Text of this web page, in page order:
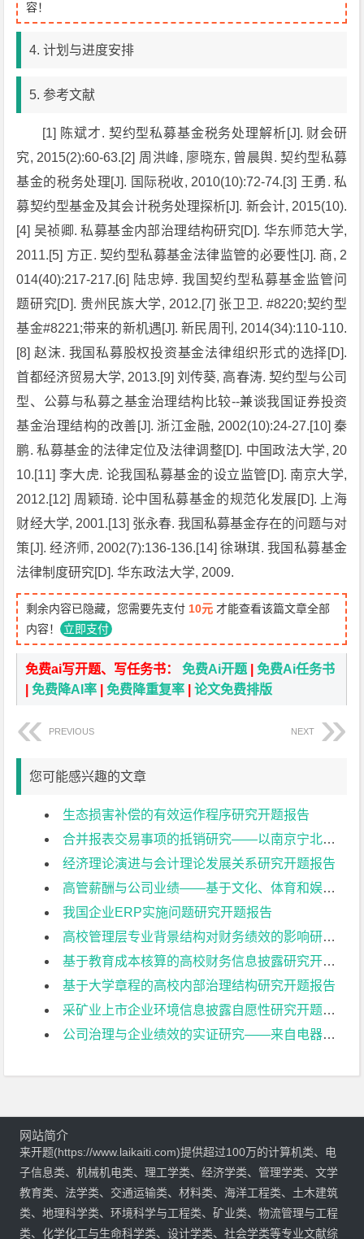
容！
4. 计划与进度安排
5. 参考文献
[1] 陈斌才. 契约型私募基金税务处理解析[J]. 财会研
究, 2015(2):60-63.[2] 周洪峰, 廖晓东, 曾晨舆. 契约型私募
基金的税务处理[J]. 国际税收, 2010(10):72-74.[3] 王勇. 私
募契约型基金及其会计税务处理探析[J]. 新会计, 2015(10).
[4] 吴祯卿. 私募基金内部治理结构研究[D]. 华东师范大学,
2011.[5] 方正. 契约型私募基金法律监管的必要性[J]. 商, 2
014(40):217-217.[6] 陆忠婷. 我国契约型私募基金监管问
题研究[D]. 贵州民族大学, 2012.[7] 张卫卫. #8220;契约型
基金#8221;带来的新机遇[J]. 新民周刊, 2014(34):110-110.
[8] 赵沫. 我国私募股权投资基金法律组织形式的选择[D].
首都经济贸易大学, 2013.[9] 刘传葵, 高春涛. 契约型与公司
型、公募与私募之基金治理结构比较--兼谈我国证券投资
基金治理结构的改善[J]. 浙江金融, 2002(10):24-27.[10] 秦
鹏. 私募基金的法律定位及法律调整[D]. 中国政法大学, 20
10.[11] 李大虎. 论我国私募基金的设立监管[D]. 南京大学,
2012.[12] 周颖琦. 论中国私募基金的规范化发展[D]. 上海
财经大学, 2001.[13] 张永春. 我国私募基金存在的问题与对
策[J]. 经济师, 2002(7):136-136.[14] 徐琳琪. 我国私募基金
法律制度研究[D]. 华东政法大学, 2009.
剩余内容已隐藏，您需要先支付 10元 才能查看该篇文章全部
内容！ 立即支付
免费ai写开题、写任务书：免费Ai开题 |免费Ai任务书
|免费降AI率 |免费降重复率 |论文免费排版
PREVIOUS NEXT
您可能感兴趣的文章
生态损害补偿的有效运作程序研究开题报告
合并报表交易事项的抵销研究——以南京宁北轨道交通有限公司为例开题报告
经济理论演进与会计理论发展关系研究开题报告
高管薪酬与公司业绩——基于文化、体育和娱乐业上市公司的实证研究开题报告
我国企业ERP实施问题研究开题报告
高校管理层专业背景结构对财务绩效的影响研究开题报告
基于教育成本核算的高校财务信息披露研究开题报告
基于大学章程的高校内部治理结构研究开题报告
采矿业上市企业环境信息披露自愿性研究开题报告
公司治理与企业绩效的实证研究——来自电器机械及器材制造业上市公司的经验证据开题报告
网站简介
来开题(https://www.laikaiti.com)提供超过100万的计算机类、电
子信息类、机械机电类、理工学类、经济学类、管理学类、文学
教育类、法学类、交通运输类、材料类、海洋工程类、土木建筑
类、地理科学类、环境科学与工程类、矿业类、物流管理与工程
类、化学化工与生命科学类、设计学类、社会学类等专业文献综